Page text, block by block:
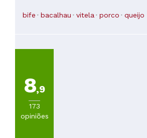
completar, o filé mignon mais delicioso
em anos... Mencionei que também era
bife bacalhau vitela porco queijo
8,9
173
opiniões